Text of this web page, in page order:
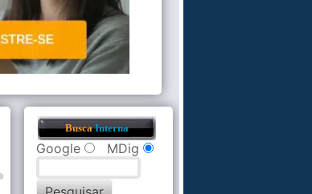
BuscaInterna
Google MDig